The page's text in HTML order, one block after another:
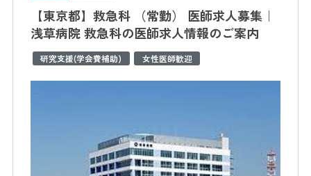
【東京都】救急科 （常勤） 医師求人募集｜
浅草病院 救急科の医師求人情報のご案内
研究支援(学会費補助) 女性医師歓迎